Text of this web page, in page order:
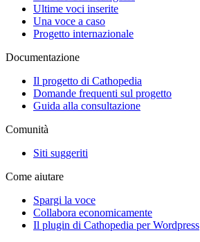
Ultime voci inserite
Una voce a caso
Progetto internazionale
Documentazione
Il progetto di Cathopedia
Domande frequenti sul progetto
Guida alla consultazione
Comunità
Siti suggeriti
Come aiutare
Spargi la voce
Collabora economicamente
Il plugin di Cathopedia per Wordpress